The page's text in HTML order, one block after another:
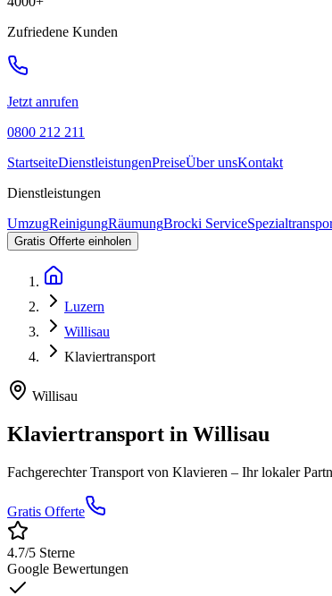
Zufriedene Kunden
Jetzt anrufen
0800 212 211
StartseiteDienstleistungenPreiseÜber unsKontakt
Dienstleistungen
UmzugReinigungRäumungBrocki Service
Gratis Offerte einholen
Luzern
Willisau
Klaviertransport
Willisau
Klaviertransport in Willisau
Fachgerechter Transport von Klavieren – Ihr lokaler
Gratis Offerte
4.7/5 Sterne
Google Bewertungen